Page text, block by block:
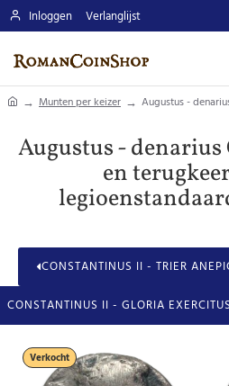
Inloggen Verlanglijst
homeMunten per keizer Augustus -
Augustus -
en
CONSTANTINUS II - TRIER
CONSTANTINUS II - GLORIA
Verkocht